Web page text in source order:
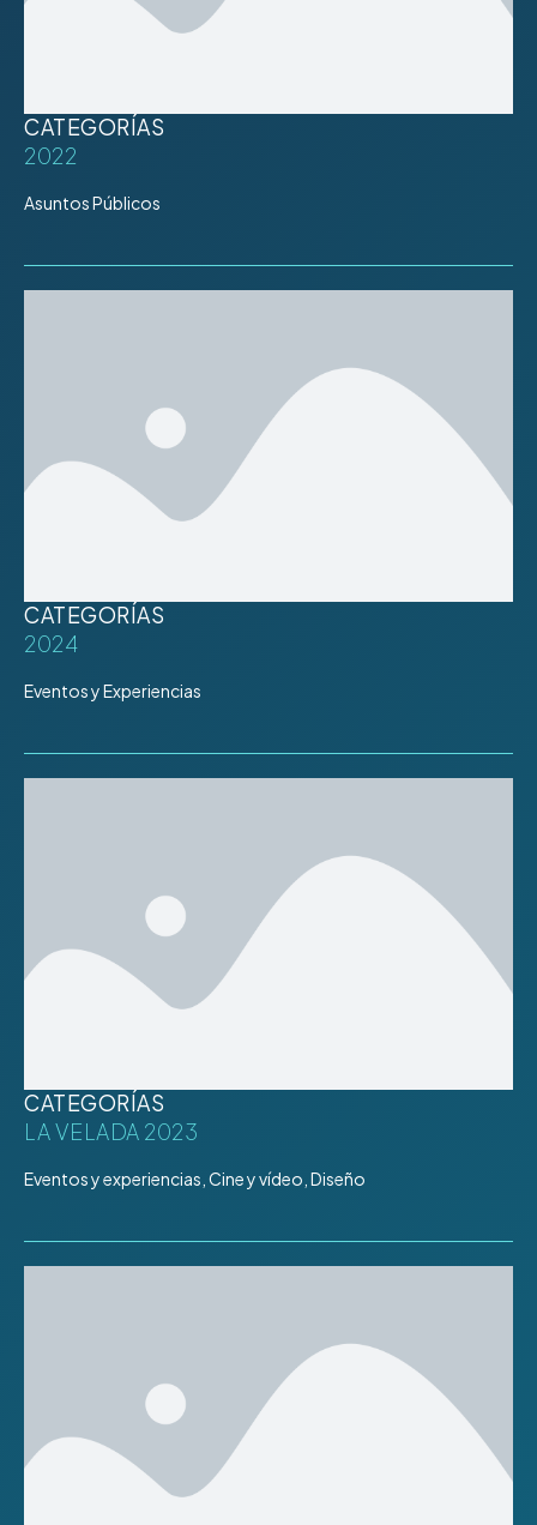
CATEGORÍAS
2022
Asuntos Públicos
CATEGORÍAS
2024
Eventos y Experiencias
CATEGORÍAS
LA VELADA 2023
Eventos y experiencias, Cine y vídeo, Diseño